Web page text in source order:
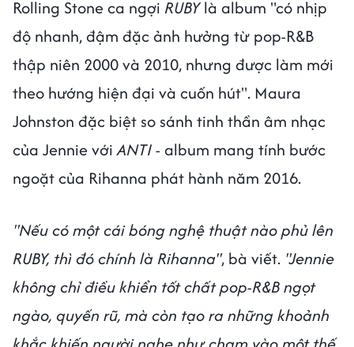
Rolling Stone ca ngợi RUBYlà album "có nhịp
độ nhanh, đậm đặc ảnh hưởng từ pop-R&B
thập niên 2000 và 2010, nhưng được làm mới
theo hướng hiện đại và cuốn hút". Maura
Johnston đặc biệt so sánh tinh thần âm nhạc
của Jennie vớiANTI- album mang tính bước
ngoặt của Rihanna phát hành năm 2016.
"Nếu có một cái bóng nghệ thuật nào phủ lên
RUBY, thì đó chính là Rihanna", bà viết. "Jennie
không chỉ điều khiển tốt chất pop-R&B ngọt
ngào, quyến rũ, mà còn tạo ra những khoảnh